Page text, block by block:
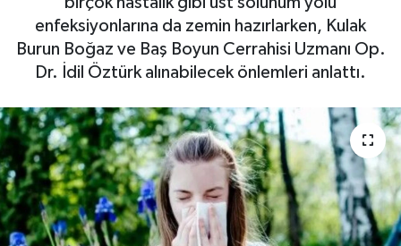
enfeksiyonlarına da zemin hazırlarken, Kulak
Burun Boğaz ve Baş Boyun Cerrahisi Uzmanı Op.
Dr. İdil Öztürk alınabilecek önlemleri anlattı.